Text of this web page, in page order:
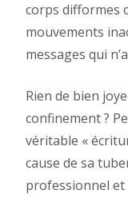
corps difformes
mouvements
messages qui
Rien de bien
confinement ?
véritable «
cause de sa
professionnel